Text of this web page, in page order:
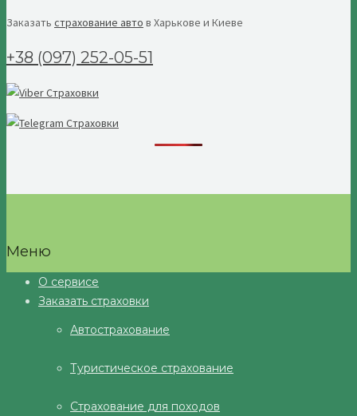
Заказать страхование авто в Харькове и Киеве
+38 (097) 252-05-51
Меню
О сервисе
Заказать страховки
Автострахование
Туристическое страхование
Страхование для походов